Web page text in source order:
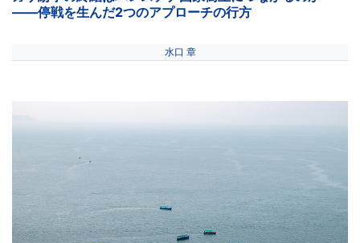
――停戦を生んだ2つのアプローチの行方
水口 章